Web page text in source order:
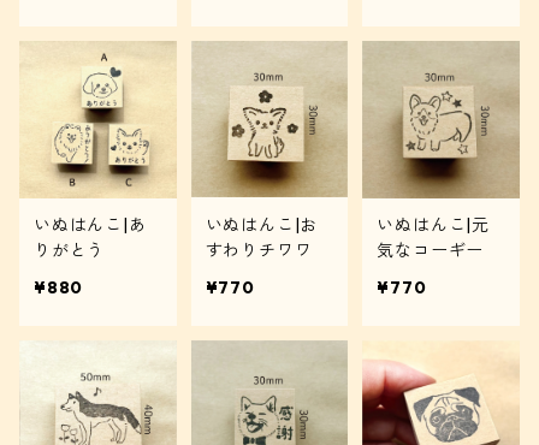
いぬはんこ|あ
りがとう
¥880
いぬはんこ|お
すわりチワワ
¥770
いぬはんこ|元
気なコーギー
¥770